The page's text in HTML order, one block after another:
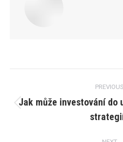
navigation
PREVIOUS
Jak může investování do